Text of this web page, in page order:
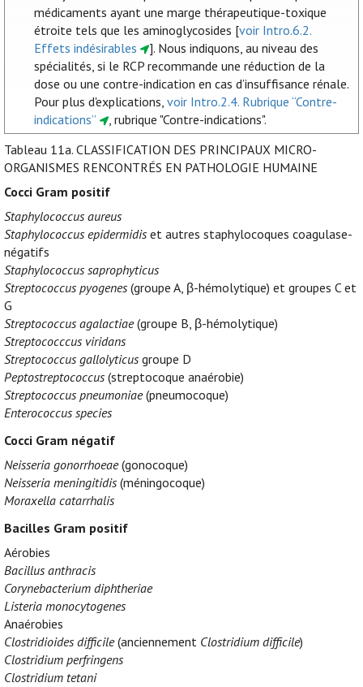
médicaments ayant une marge thérapeutique-toxique
étroite tels que les aminoglycosides [voir Intro.6.2.
Effets indésirables
]. Nous indiquons, au niveau des
spécialités, si le RCP recommande une réduction de la
dose ou une contre-indication en cas d’insuffisance rénale.
Pour plus d'explications,voir Intro.2.4. Rubrique “Contre-
indications”
, rubrique "Contre-indications".
Tableau 11a. CLASSIFICATION DES PRINCIPAUX MICRO-
ORGANISMES RENCONTRÉS EN PATHOLOGIE HUMAINE
Cocci Gram positif
Staphylococcus aureus
Staphylococcus epidermidis et autres staphylocoques coagulase-
négatifs
Staphylococcus saprophyticus
Streptococcus pyogenes (groupe A, β-hémolytique) et groupes C et
G
Streptococcus agalactiae(groupe B, β-hémolytique)
Streptococccus viridans
Streptococcus gallolyticus groupe D
Peptostreptococcus (streptocoque anaérobie)
Streptococcus pneumoniae(pneumocoque)
Enterococcus species
Cocci Gram négatif
Neisseria gonorrhoeae(gonocoque)
Neisseria meningitidis (méningocoque)
Moraxella catarrhalis
Bacilles Gram positif
Aérobies
Bacillus anthracis
Corynebacterium diphtheriae
Listeria monocytogenes
Anaérobies
Clostridioides difficile(anciennement Clostridium difficile)
Clostridium perfringens
Clostridium tetani